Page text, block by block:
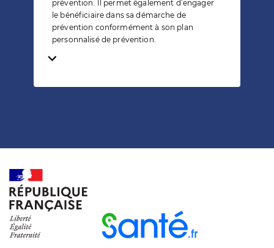
prévention. Il permet également d’engager
le bénéficiaire dans sa démarche de
prévention conformément à son plan
personnalisé de prévention.
Temps de lecture